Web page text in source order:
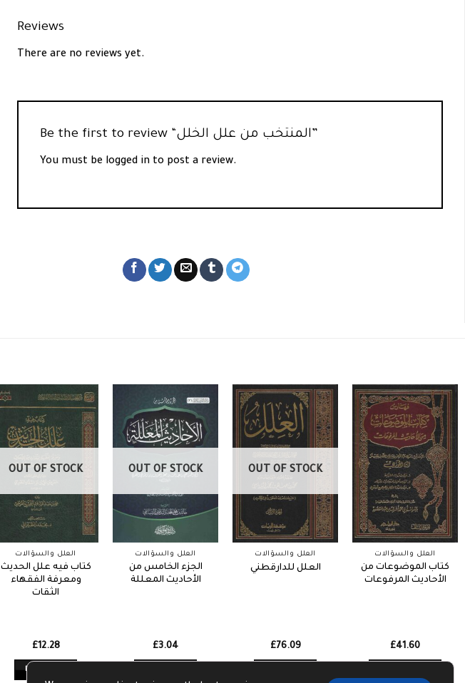
Reviews
There are no reviews yet.
Be the first to review “المنتخب من علل الخلل”
You must be logged in to post a review.
OUT OF STOCK
العلل والسؤالات
كتاب فيه علل الحديث
ومعرفة الفقهاء
الثقات
£12.28
Read more
OUT OF STOCK
العلل والسؤالات
الجزء الخامس من
الأحاديث المعللة
£3.04
OUT OF STOCK
العلل والسؤالات
العلل للدارقطني
£76.09
العلل والسؤالات
كتاب الموضوعات من
الأحاديث المرفوعات
£41.60